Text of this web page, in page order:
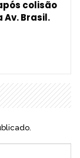
colisão
Brasil.